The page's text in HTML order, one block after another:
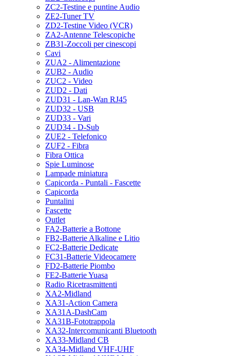
ZC2-Testine e puntine Audio
ZE2-Tuner TV
ZD2-Testine Video (VCR)
ZA2-Antenne Telescopiche
ZB31-Zoccoli per cinescopi
Cavi
ZUA2 - Alimentazione
ZUB2 - Audio
ZUC2 - Video
ZUD2 - Dati
ZUD31 - Lan-Wan RJ45
ZUD32 - USB
ZUD33 - Vari
ZUD34 - D-Sub
ZUE2 - Telefonico
ZUF2 - Fibra
Fibra Ottica
Spie Luminose
Lampade miniatura
Capicorda - Puntali - Fascette
Capicorda
Puntalini
Fascette
Outlet
FA2-Batterie a Bottone
FB2-Batterie Alkaline e Litio
FC2-Batterie Dedicate
FC31-Batterie Videocamere
FD2-Batterie Piombo
FE2-Batterie Yuasa
Radio Ricetrasmittenti
XA2-Midland
XA31-Action Camera
XA31A-DashCam
XA31B-Fototrappola
XA32-Intercomunicanti Bluetooth
XA33-Midland CB
XA34-Midland VHF-UHF